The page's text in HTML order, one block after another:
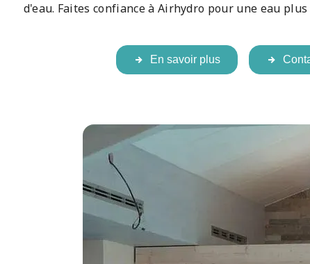
d'eau. Faites confiance à Airhydro pour une eau
En savoir plus